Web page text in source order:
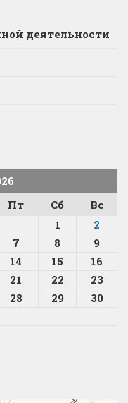
деятельности
Пт Сб
Вс
1
2
7 8
9
14 15
16
21 22
23
28 29
30